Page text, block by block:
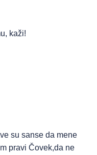
kaži!
su sanse da mene
pravi Čovek,da ne